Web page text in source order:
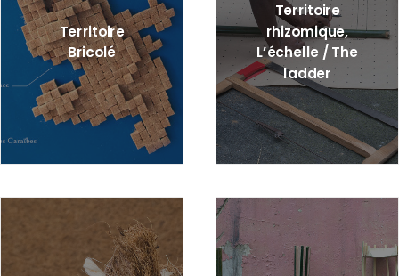
Territoire
Bricolé
Territoire
rhizomique,
L’échelle / The
ladder